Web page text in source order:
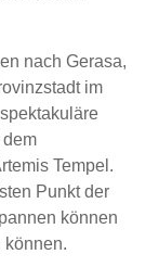
nach Gerasa,
im
dem
Tempel.
Punkt der
können
können.